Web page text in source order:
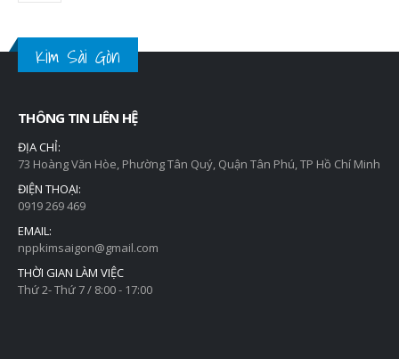
Kim Sài Gòn
THÔNG TIN LIÊN HỆ
ĐỊA CHỈ:
73 Hoàng Văn Hòe, Phường Tân Quý, Quận Tân Phú, TP Hồ Chí Minh
ĐIỆN THOẠI:
0919 269 469
EMAIL:
nppkimsaigon@gmail.com
THỜI GIAN LÀM VIỆC
Thứ 2- Thứ 7 / 8:00 - 17:00